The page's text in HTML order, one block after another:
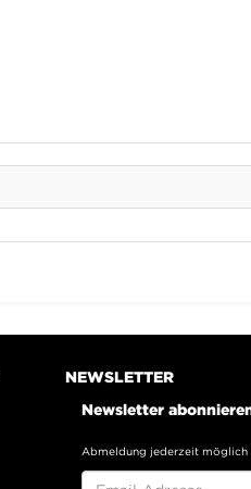
NEWSLETTER
Newsletter
Abmeldung jederzeit möglich